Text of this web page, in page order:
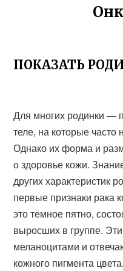
ПОКАЗАТЬ
Для многих родинки —
теле, на которые
Однако их форма и
о здоровье кожи.
других характеристик
первые признаки рака
это темное пятно,
выросших в группе.
меланоцитами и
кожного пигмента цвета.